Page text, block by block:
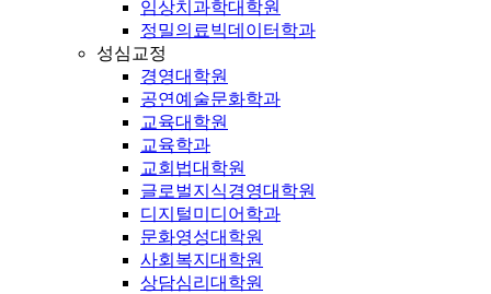
임상치과학대학원
정밀의료빅데이터학과
성심교정
경영대학원
공연예술문화학과
교육대학원
교육학과
교회법대학원
글로벌지식경영대학원
디지털미디어학과
문화영성대학원
사회복지대학원
상담심리대학원